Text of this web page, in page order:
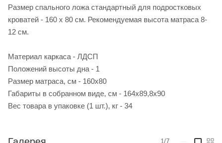
Размер спального ложа стандартный для подростковых
кроватей - 160 х 80 см. Рекомендуемая высота матраса 8-
12 см.
Материал каркаса - ЛДСП
Положений высоты дна - 1
Размер матраса, см - 160х80
Габариты в собранном виде, см - 164х89,8х90
Вес товара в упаковке (1 шт.), кг - 34
1/7